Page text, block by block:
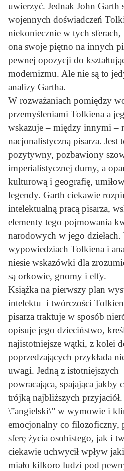
uwierzyć. Jednak John Garth
wojennych doświadczeń
niekoniecznie w tych sferach,
ona swoje piętno na innych
pewnej opozycji do
modernizmu. Ale nie są to
analizy Gartha.
W rozważaniach pomiędzy
przemyśleniami Tolkiena a
wskazuje – między innymi –
nacjonalistyczną pisarza.
pozytywny, pozbawiony
imperialistycznej dumy, a
kulturową i geografię,
legendy. Garth ciekawie
intelektualną pracą pisarza,
elementy tego pojmowania
narodowych w jego
wypowiedziach Tolkiena i
niesie wskazówki dla
są orkowie, gnomy i elfy.
Książka na pierwszy plan
intelektu i twórczości
pisarza traktuje w sposób
opisuje jego dzieciństwo,
najistotniejsze wątki, z kolei
poprzedzających przykłada
uwagi. Jedną z
powracająca, spajająca jakby
trójką najbliższych
\”angielski\” w wymowie i
emocjonalny co filozoficzny,
sferę życia osobistego, jak i
ciekawie uchwycił wpływ
miało kilkoro ludzi pod